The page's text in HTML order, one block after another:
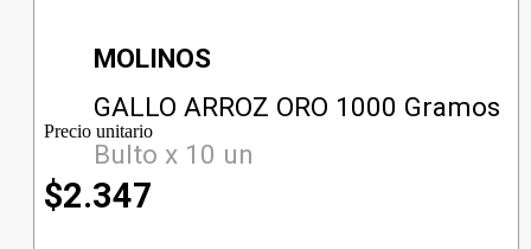
MOLINOS
GALLO ARROZ ORO 1000 Gramos
Bulto x 10 un
Precio unitario
$2.347